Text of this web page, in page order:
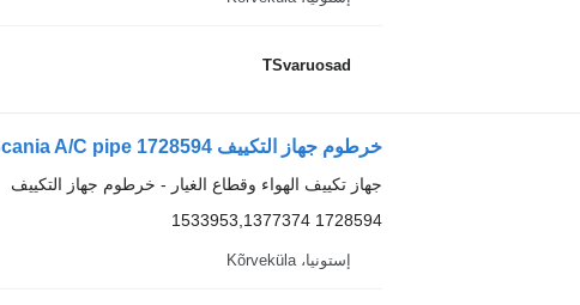
TSvaruosad
خرطوم جهاز التكييف Scania A/C pipe 1728594 لـ السيارات القاطرة Scania R420
جهاز تكييف الهواء وقطاع الغيار - خرطوم جهاز التكييف
1728594 1533953,1377374
إستونيا، Kõrveküla